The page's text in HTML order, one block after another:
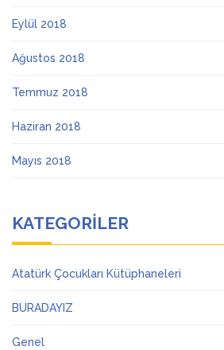
Eylül 2018
Ağustos 2018
Temmuz 2018
Haziran 2018
Mayıs 2018
KATEGORILER
Atatürk Çocukları Kütüphaneleri
BURADAYIZ
Genel